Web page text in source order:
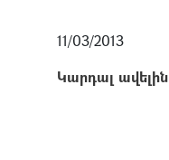
11/03/2013
Կարդալ ավելին